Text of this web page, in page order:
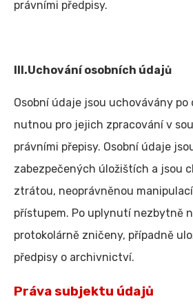
právními předpisy.
III.Uchování osobních údajů
Osobní údaje jsou uchovávány
nutnou pro jejich zpracování v
právními přepisy. Osobní údaje
zabezpečených úložištích a jsou
ztrátou, neoprávněnou
přístupem. Po uplynutí nezbytně
protokolárně zničeny, případně
předpisy o archivnictví.
Práva subjektu údajů